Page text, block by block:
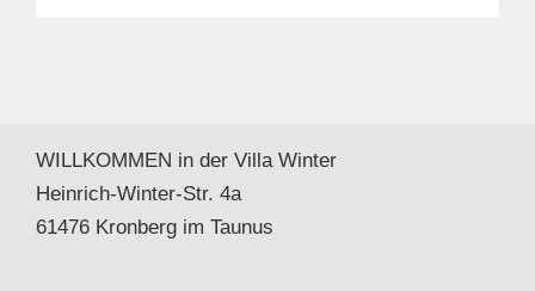
WILLKOMMEN in der Villa Winter
Heinrich-Winter-Str. 4a
61476 Kronberg im Taunus